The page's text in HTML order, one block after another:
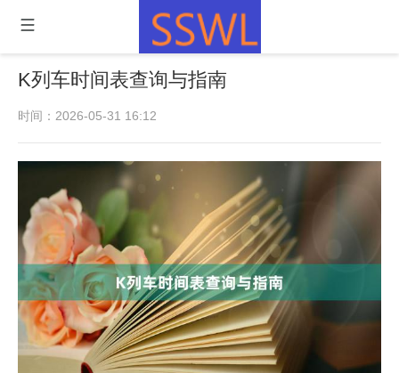
K列车时间表查询与指南
时间：2026-05-31 16:12